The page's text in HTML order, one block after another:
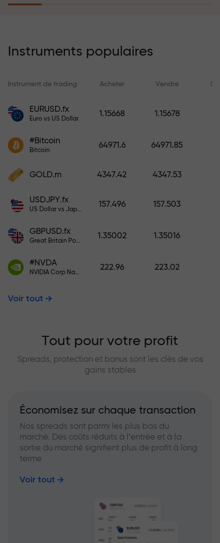
rêves simplement en effectuant un
risques rembourse vos pertes et
garantit un triplement des profits
tranquillité — votre capital est
dépôt. X1000 n’est pas une erreur.
Instruments populaires
Instrument de trading Acheter Vendre
EURUSD.fx
Euro vs US Dollar
1.15668 1.15678
#Bitcoin
Bitcoin
64971.6 64971.85
GOLD.m 4347.42 4347.53
USDJPY.fx
US Dollar vs Japanese Yen
157.496 157.503
GBPUSD.fx
Great Britain Pound vs US Dollar
1.35002 1.35016
#NVDA
NVIDIA Corp Nasdaq Stock Exchange (Nasdaq) USD
222.96 223.02
Voir tout
Tout pour votre profit
Spreads, protection et bonus sont les clés de vos
gains stables
Économisez sur chaque transaction
Nos spreads sont parmi les plus bas du
marché. Des coûts réduits à l’entrée et à la
sortie du marché signifient plus de profit à long
terme
Voir tout